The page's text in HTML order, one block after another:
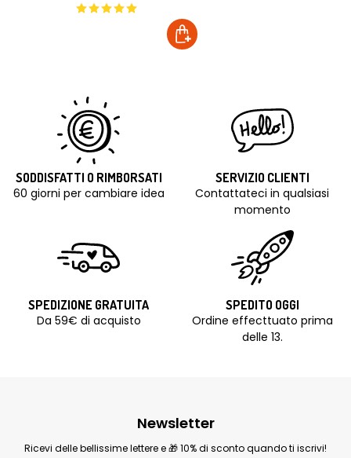
SODDISFATTI O RIMBORSATI
60 giorni per cambiare idea
SERVIZIO CLIENTI
Contattateci in qualsiasi
momento
SPEDIZIONE GRATUITA
Da 59€ di acquisto
SPEDITO OGGI
Ordine effecttuato prima
delle 13.
Newsletter
Ricevi delle bellissime lettere e 🎁 10% di sconto quando ti iscrivi!